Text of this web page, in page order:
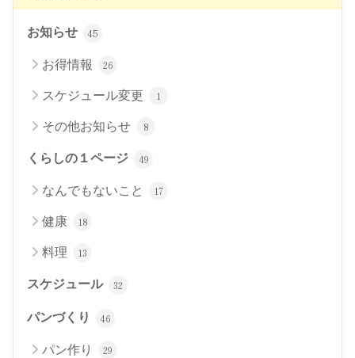
お知らせ 45
お得情報 26
スケジュール変更 1
その他お知らせ 8
くらしの１ページ 49
なんでもないこと 17
健康 18
料理 13
スケジュール 32
パンづくり 46
パン作り 29